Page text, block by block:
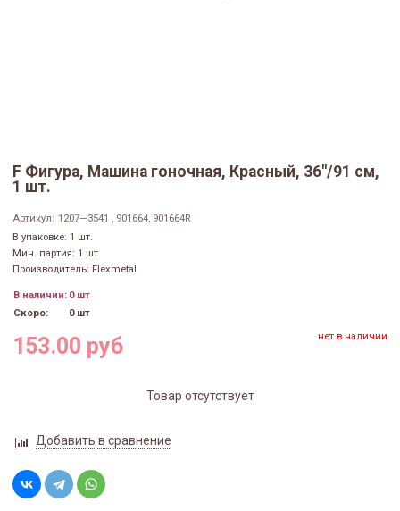
F Фигура, Машина гоночная, Красный, 36"/91 см,
1 шт.
Артикул: 1207—3541 , 901664, 901664R
В упаковке: 1 шт.
Мин. партия: 1 шт
Производитель: Flexmetal
В наличии: 0 шт
Скоро:
0 шт
153.00 руб нет в наличии
Товар отсутствует
Добавить в сравнение